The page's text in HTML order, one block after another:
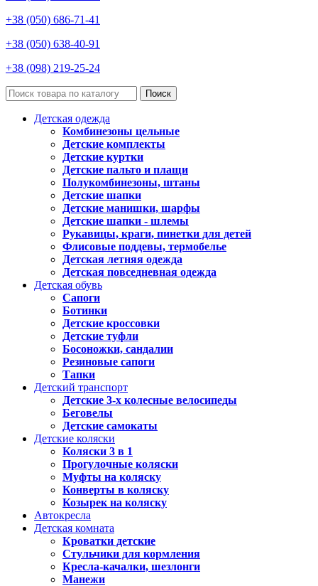
+38 (050) 686-71-41
+38 (050) 638-40-91
+38 (098) 219-25-24
Поиск
Детская одежда
Комбинезоны цельные
Детские комплекты
Детские куртки
Детские пальто и плащи
Полукомбинезоны, штаны
Детские шапки
Детские манишки, шарфы
Детские шапки - шлемы
Рукавицы, краги, пинетки для детей
Флисовые поддевы, термобелье
Детская летняя одежда
Детская повседневная одежда
Детская обувь
Сапоги
Ботинки
Детские кроссовки
Детские туфли
Босоножки, сандалии
Резиновые сапоги
Тапки
Детский транспорт
Детские 3-х колесные велосипеды
Беговелы
Детские самокаты
Детские коляски
Коляски 3 в 1
Прогулочные коляски
Муфты на коляску
Конверты в коляску
Козырек на коляску
Автокресла
Детская комната
Кроватки детские
Стульчики для кормления
Кресла-качалки, шезлонги
Манежи